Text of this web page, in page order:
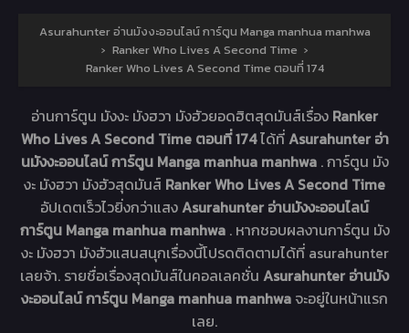
Asurahunter อ่านมังงะออนไลน์ การ์ตูน Manga manhua manhwa
› Ranker Who Lives A Second Time ›
Ranker Who Lives A Second Time ตอนที่ 174
อ่านการ์ตูน มังงะ มังฮวา มังฮัวยอดฮิตสุดมันส์เรื่อง Ranker
Who Lives A Second Time ตอนที่ 174ได้ที่Asurahunter อ่า
นมังงะออนไลน์ การ์ตูน Manga manhua manhwa . การ์ตูน มัง
งะ มังฮวา มังฮัวสุดมันส์ Ranker Who Lives A Second Time
อัปเดตเร็วไวยิ่งกว่าแสงAsurahunter อ่านมังงะออนไลน์
การ์ตูน Manga manhua manhwa . หากชอบผลงานการ์ตูน มัง
งะ มังฮวา มังฮัวแสนสนุกเรื่องนี้โปรดติดตามได้ที่ asurahunter
เลยจ้า. รายชื่อเรื่องสุดมันส์ในคอลเลคชั่น Asurahunter อ่านมัง
งะออนไลน์ การ์ตูน Manga manhua manhwa จะอยู่ในหน้าแรก
เลย.